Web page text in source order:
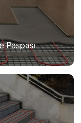
Paspası